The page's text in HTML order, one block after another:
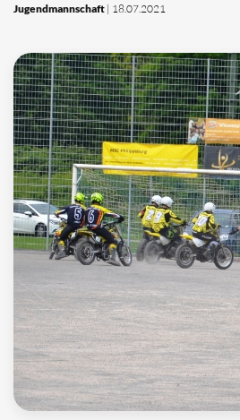
Jugendmannschaft | 18.07.2021